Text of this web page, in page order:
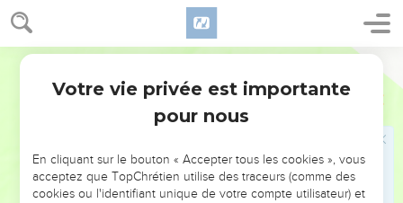
4
12 Une parole m'est furtivement arrivée, et mon oreille en a
saisi le murmure.
quand un profond sommeil tombe sur les humains,
Une frayeur et un tremblement me saisirent, et effrayèrent
Un esprit passa devant moi, et fit hérisser le poil de ma
chair.
Votre vie privée est importante
pour nous
En cliquant sur le bouton « Accepter tous les cookies », vous
acceptez que TopChrétien utilise des traceurs (comme des
cookies ou l'identifiant unique de votre compte utilisateur) et